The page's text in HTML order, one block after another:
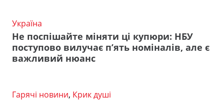
Україна
Не поспішайте міняти ці купюри: НБУ
поступово вилучає п’ять номіналів, але є
важливий нюанс
Гарячі новини, Крик душі